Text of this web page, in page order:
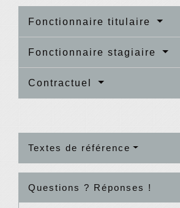
Fonctionnaire titulaire
Fonctionnaire stagiaire
Contractuel
Textes de référence
Questions ? Réponses !